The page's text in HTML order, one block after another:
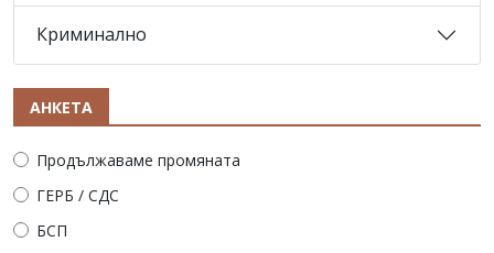
Криминално
АНКЕТА
Продължаваме промяната
ГЕРБ / СДС
БСП